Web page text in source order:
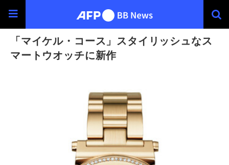
「マイケル・コース」スタイリッシュなス
マートウオッチに新作